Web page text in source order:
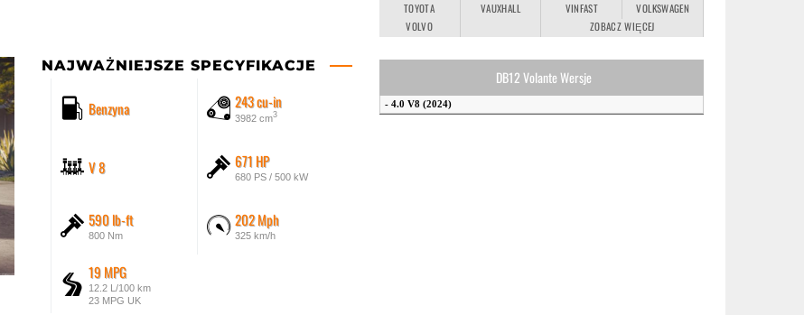
NAJWAŻNIEJSZE SPECYFIKACJE
Benzyna 243 cu-in
3982 cm3
V 8 671 HP
680 PS / 500 kW
590 lb-ft
800 Nm
202 Mph
325 km/h
19 MPG
12.2 L/100 km
23 MPG UK
TOYOTA
VAUXHALL VINFAST
VOLKSWAGEN
VOLVO
ZOBACZ WIĘCEJ
DB12 Volante Wersje
- 4.0 V8 (2024)